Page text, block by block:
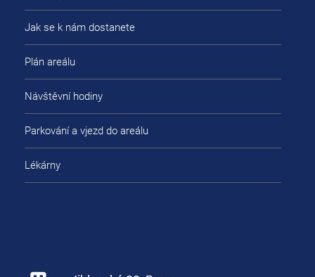
Jak se k nám dostanete
Plán areálu
Návštěvní hodiny
Parkování a vjezd do areálu
Lékárny